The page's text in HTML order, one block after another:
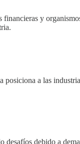
y
posiciona a las
debido a